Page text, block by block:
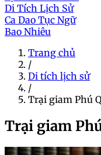
Di Tích Lịch Sử
Ca Dao Tục Ngữ
Bao Nhiêu
Trang chủ
/
Di tích lịch sử
/
Trại giam Phú
Trại giam